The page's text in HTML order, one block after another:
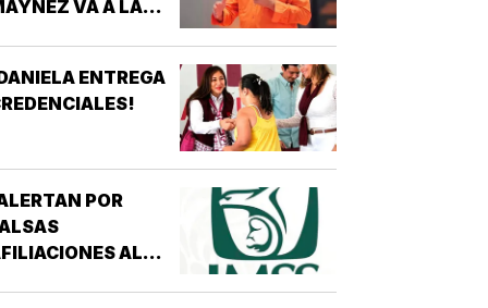
VA A LA
ENTREGA
POR
AL